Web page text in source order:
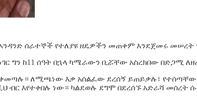
ሰራተኞች የተለያዩ ዘዴዎችን መጠቀም እንደጀመሩ መሠረት
ግን ከ11 ሰዓት በኋላ ካሜራውን ቢሯቸው አስረክበው በድጋሚ
ለሚጫነው እቃ አሰልፈው ደረሰኝ ይጠይቃሉ፣
ብር እየተቀበሉ ነው። ካልደወሉ ደግሞ በደረሰኙ አድራሻ